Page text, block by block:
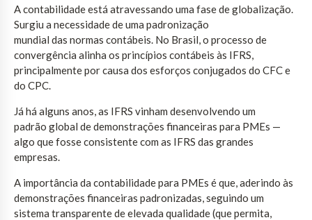
A contabilidade está atravessando uma fase de globalização.
Surgiu a necessidade de uma padronização
mundial das normas contábeis. No Brasil, o processo de
convergência alinha os princípios contábeis às IFRS,
principalmente por causa dos esforços conjugados do CFC e
do CPC.
Já há alguns anos, as IFRS vinham desenvolvendo um
padrão global de demonstrações financeiras para PMEs —
algo que fosse consistente com as IFRS das grandes
empresas.
A importância da contabilidade para PMEs é que, aderindo às
demonstrações financeiras padronizadas, seguindo um
sistema transparente de elevada qualidade (que permita,